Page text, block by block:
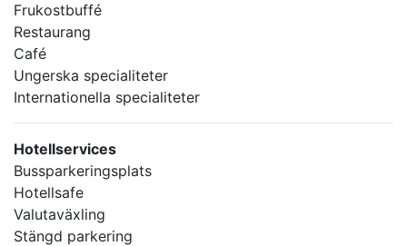
Frukostbuffé
Restaurang
Café
Ungerska specialiteter
Internationella specialiteter
Hotellservices
Bussparkeringsplats
Hotellsafe
Valutaväxling
Stängd parkering